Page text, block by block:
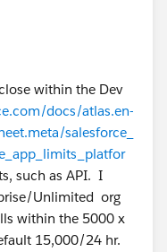
within the Dev
docs/atlas.en-
salesforce_
such as API. I
Unlimited org
within the 5000 x
15,000/24 hr.